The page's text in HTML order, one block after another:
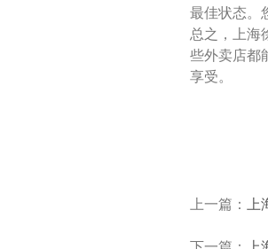
最佳状态。
总之，上海
些外卖店都
享受。
上一篇：